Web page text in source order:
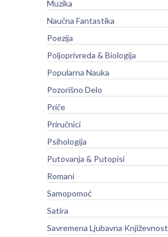
Muzika
Naučna Fantastika
Poezija
Poljoprivreda & Biologija
Popularna Nauka
Pozorišno Delo
Priče
Priručnici
Psihologija
Putovanja & Putopisi
Romani
Samopomoć
Satira
Savremena Ljubavna Književnost